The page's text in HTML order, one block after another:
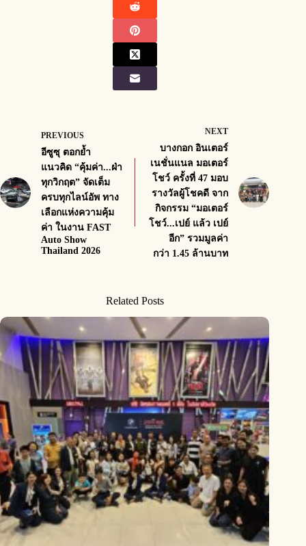
PREVIOUS
อีซูซุ ตอกย้ำ
แนวคิด “คุ้มค่า...ฝ่า
ทุกวิกฤต” จัดเต็ม
ครบทุกไลน์อัพ ทาง
เลือกแห่งความคุ้ม
ค่า ในงาน FAST
Auto Show
Thailand 2026
NEXT
บางกอก อินเตอร์
เนชั่นแนล มอเตอร์
โชว์ ครั้งที่ 47 มอบ
รางวัลผู้โชคดี จาก
กิจกรรม “มอเตอร์
โชว์...เปย์ แล้ว เปย์
อีก” รวมมูลค่า
กว่า 1.45 ล้านบาท
Related Posts